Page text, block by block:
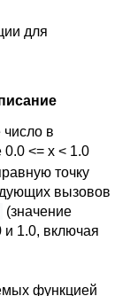
для
число в
0.0 <= x < 1.0
точку
вызовов
(значение
и 1.0, включая
функцией